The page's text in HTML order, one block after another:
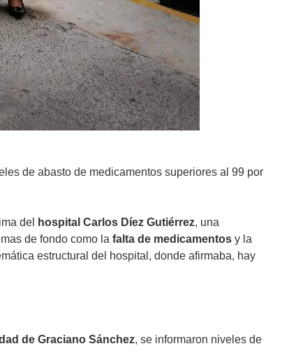
de abasto de medicamentos superiores al 99 por
del hospital Carlos Díez Gutiérrez, una
de fondo como la falta de medicamentos y la
estructural del hospital, donde afirmaba, hay
de Graciano Sánchez, se informaron niveles de